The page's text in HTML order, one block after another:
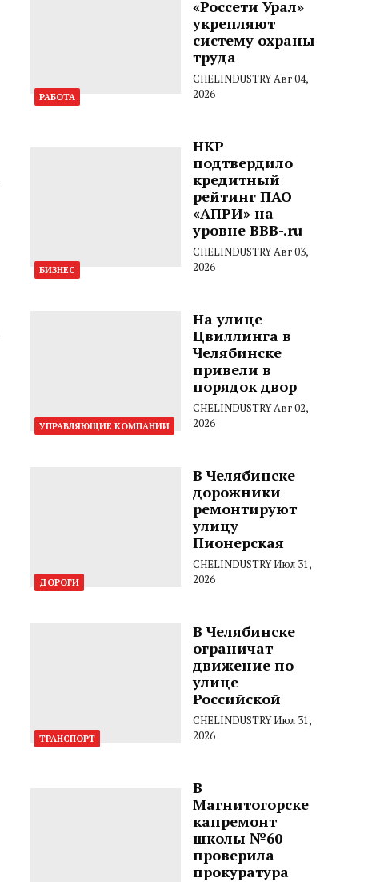
РАБОТА
«Россети Урал»
укрепляют
систему охраны
труда
CHELINDUSTRYАвг 04,
2026
БИЗНЕС
НКР
подтвердило
кредитный
рейтинг ПАО
«АПРИ» на
уровне BBB-.ru
CHELINDUSTRYАвг 03,
2026
УПРАВЛЯЮЩИЕ КОМПАНИИ
На улице
Цвиллинга в
Челябинске
привели в
порядок двор
CHELINDUSTRYАвг 02,
2026
ДОРОГИ
В Челябинске
дорожники
ремонтируют
улицу
Пионерская
CHELINDUSTRYИюл 31,
2026
ТРАНСПОРТ
В Челябинске
ограничат
движение по
улице
Российской
CHELINDUSTRYИюл 31,
2026
В
Магнитогорске
капремонт
школы №60
проверила
прокуратура